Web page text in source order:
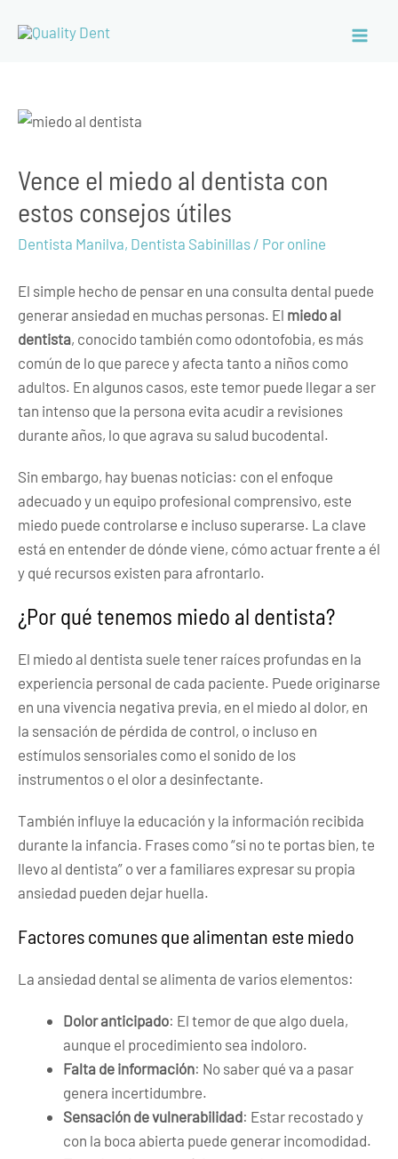
Vence el miedo al dentista con
estos consejos útiles
Dentista Manilva, Dentista Sabinillas / Por online
El simple hecho de pensar en una consulta dental puede
generar ansiedad en muchas personas. El miedo al
dentista, conocido también como odontofobia, es más
común de lo que parece y afecta tanto a niños como
adultos. En algunos casos, este temor puede llegar a ser
tan intenso que la persona evita acudir a revisiones
durante años, lo que agrava su salud bucodental.
Sin embargo, hay buenas noticias: con el enfoque
adecuado y un equipo profesional comprensivo, este
miedo puede controlarse e incluso superarse. La clave
está en entender de dónde viene, cómo actuar frente a él
y qué recursos existen para afrontarlo.
¿Por qué tenemos miedo al dentista?
El miedo al dentista suele tener raíces profundas en la
experiencia personal de cada paciente. Puede originarse
en una vivencia negativa previa, en el miedo al dolor, en
la sensación de pérdida de control, o incluso en
estímulos sensoriales como el sonido de los
instrumentos o el olor a desinfectante.
También influye la educación y la información recibida
durante la infancia. Frases como “si no te portas bien, te
llevo al dentista” o ver a familiares expresar su propia
ansiedad pueden dejar huella.
Factores comunes que alimentan este miedo
La ansiedad dental se alimenta de varios elementos:
Dolor anticipado: El temor de que algo duela,
aunque el procedimiento sea indoloro.
Falta de información: No saber qué va a pasar
genera incertidumbre.
Sensación de vulnerabilidad: Estar recostado y
con la boca abierta puede generar incomodidad.